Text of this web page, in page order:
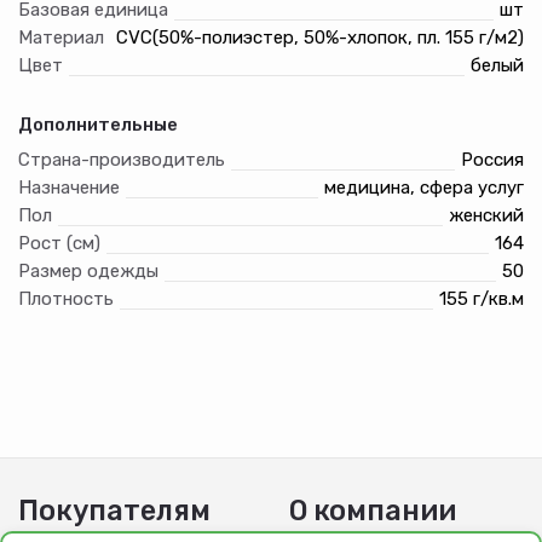
Базовая единица
шт
Материал
CVC(50%-полиэстер, 50%-хлопок, пл. 155 г/м2)
Цвет
белый
Дополнительные
Страна-производитель
Россия
Назначение
медицина, сфера услуг
Пол
женский
Рост (см)
164
Размер одежды
50
Плотность
155 г/кв.м
Покупателям О компании